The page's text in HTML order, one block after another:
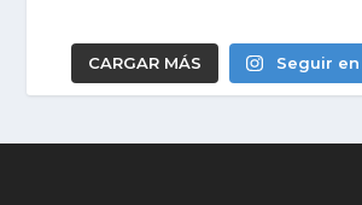
CARGAR MÁS Seguir